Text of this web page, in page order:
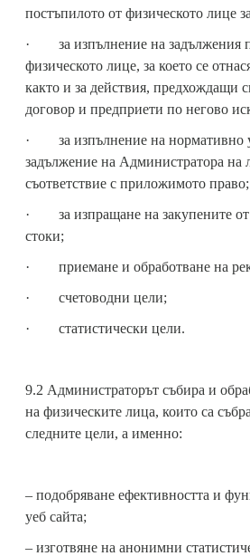
постъпилото от физическото лице
· за изпълнение на задължения
физическото лице, за което се
както и за действия, предхождащи
договор и предприети по негово
· за изпълнение на нормативно
задължение на Администратора на
съответствие с приложимото право;
· за изпращане на закупените от
стоки;
· приемане и обработване на
· счетоводни цели;
· статистически цели.
9.2 Администраторът събира и
на физическите лица, които са
следните цели, а именно:
– подобряване ефективността и
уеб сайта;
– изготвяне на анонимни